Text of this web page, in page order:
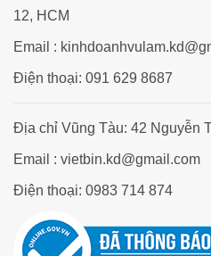
12, HCM
Email :
Điện thoại: 091 629 8687
Địa chỉ Vũng Tàu: 42 Nguyễn
Email : vietbin.kd@gmail.com
Điện thoại: 0983 714 874